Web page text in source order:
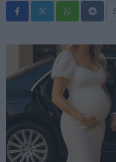
WhatsappReddit